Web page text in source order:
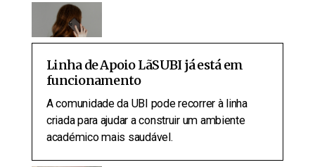
Linha de Apoio LãSUBI já está em
funcionamento
A comunidade da UBI pode recorrer à linha
criada para ajudar a construir um ambiente
académico mais saudável.